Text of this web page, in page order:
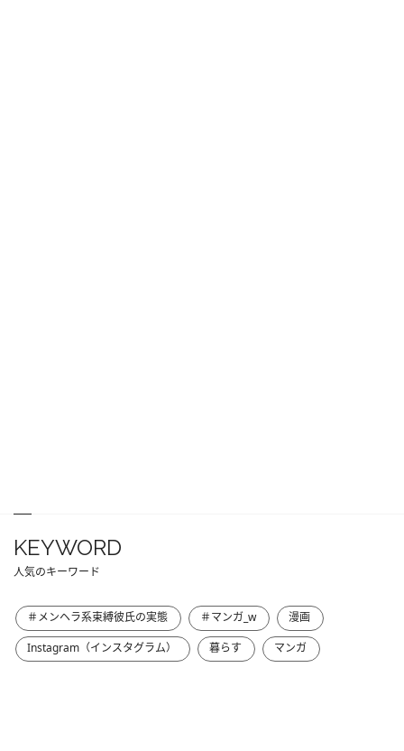
KEYWORD
人気のキーワード
＃メンヘラ系束縛彼氏の実態 ＃マンガ_w
漫画
Instagram（インスタグラム）
暮らす マンガ